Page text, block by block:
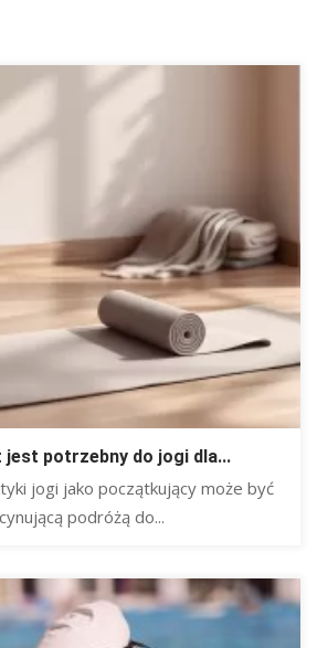
potrzebny do jogi dla...
jogi jako początkujący może być
podróżą do...